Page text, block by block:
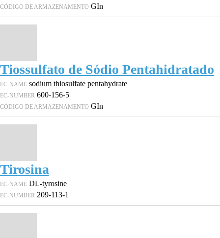
CÓDIGO DE ARMAZENAMENTO GIn
Tiossulfato de Sódio Pentahidratado
EC-NAME sodium thiosulfate pentahydrate
EC-NUMBER 600-156-5
CÓDIGO DE ARMAZENAMENTO GIn
Tirosina
EC-NAME DL-tyrosine
EC-NUMBER 209-113-1